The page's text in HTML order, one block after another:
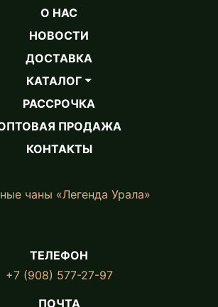
О НАС
НОВОСТИ
ДОСТАВКА
КАТАЛОГ
РАССРОЧКА
ПРОДАЖА
КОНТАКТЫ
ТЕЛЕФОН
+7 (908) 577-27-97
ПОЧТА